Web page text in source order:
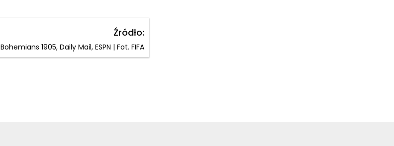
Źródło:
Bohemians 1905, Daily Mail, ESPN | Fot. FIFA